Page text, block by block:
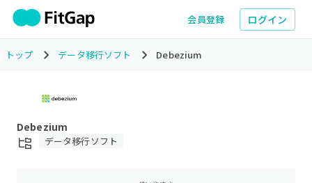
会員登録 ログイン
トップ データ移行ソフト Debezium
Debezium
データ移行ソフト